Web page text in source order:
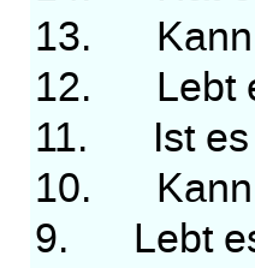
13. Kann
12. Lebt
11. Ist es
10. Kann
9. Lebt es